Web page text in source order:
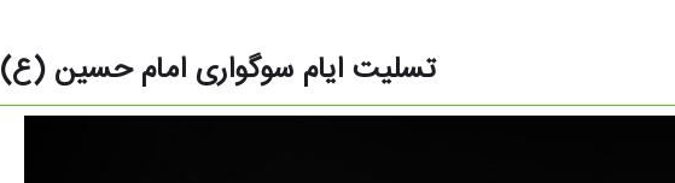
تسلیت ایام سوگواری امام حسین (ع)